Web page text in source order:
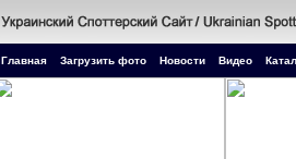
Главная Загрузить фото Новости Видео